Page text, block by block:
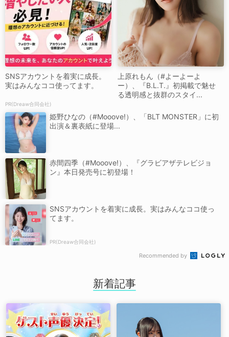
SNSアカウントを着実に成長。
実はみんなココ使ってます。
PR(Dreaw合同会社)
上原れもん（#よーよーよ
ー）、『B.L.T.』初掲載で魅せ
る透明感と抜群のスタイ...
姫野ひなの（#Mooove!）、「BLT MONSTER」に初
出演＆裏表紙に登場...
赤間四季（#Mooove!）、『グラビアザテレビジョ
ン』本日発売号に初登場！
SNSアカウントを着実に成長。実はみんなココ使っ
てます。
PR(Dreaw合同会社)
Recommended by
新着記事